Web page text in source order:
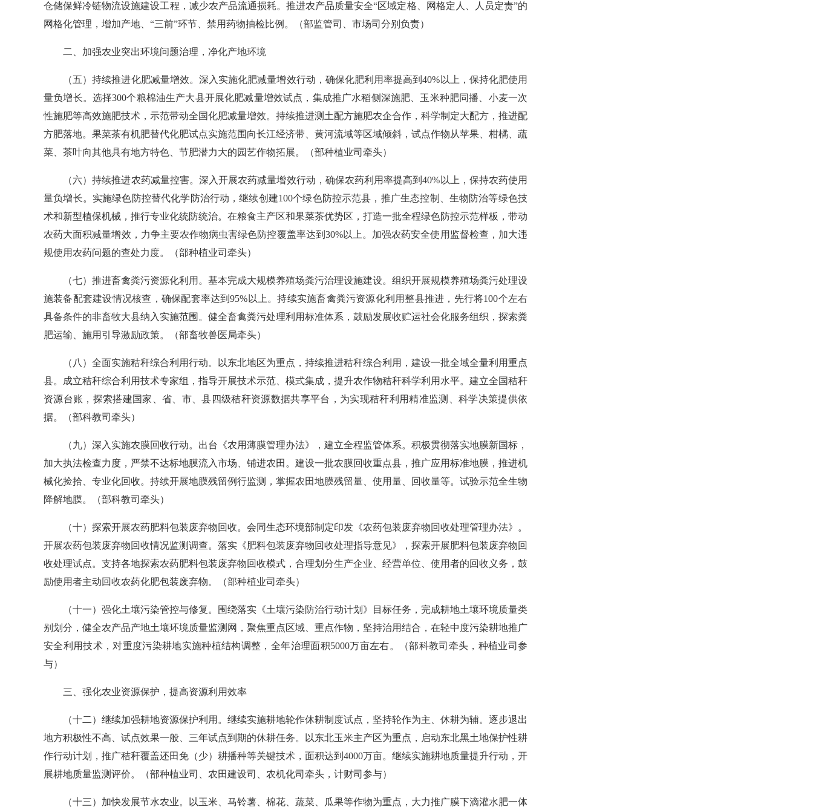
仓储保鲜冷链物流设施建设工程，减少农产品流通损耗。推进农产品质量安全“区域定格、网格定人、人员定责”的
网格化管理，增加产地、“三前”环节、禁用药物抽检比例。
（部监管司、市场司分别负责）
二、加强农业突出环境问题治理，净化产地环境
（五）持续推进化肥减量增效。 深入实施化肥减量增效行动，确保化肥利用率提高到40% 以上，保持化肥使用
量负增长。 选择300个粮棉油生产大县开展化肥减量增效试点，集成推广水稻侧深施肥、玉米种肥同播、小麦一次
性施肥等高效施肥技术，示范带动全国化肥减量增效。持续推进测土配方施肥农企合作，科学制定大配方，推进配
方肥落地。果菜茶有机肥替代化肥试点实施范围向长江经济带、黄河流域等区域倾斜，试点作物从苹果、柑橘、蔬
菜、茶叶向其他具有地方特色、节肥潜力大的园艺作物拓展。
（部种植业司牵头）
（六）持续推进农药减量控害。 深入开展农药减量增效行动，确保农药利用率提高到40% 以上，保持农药使用
量负增长。实施绿色防控替代化学防治行动，继续创建100个绿色防控示范县，推广生态控制、生物防治等绿色技
术和新型植保机械，推行专业化统防统治。在粮食主产区和果菜茶优势区，打造一批全程绿色防控示范样板，带动
农药大面积减量增效，力争主要农作物病虫害绿色防控覆盖率达到 30%以上。加强农药安全使用监督检查，加大违
规使用农药问题的查处力度。
（部种植业司牵头）
（七）推进畜禽粪污资源化利用。 基本完成大规模养殖场粪污治理设施建设。组织开展规模养殖场粪污处理设
施装备配套建设情况核查，确保配套率达到95% 以上。持续实施畜禽粪污资源化利用整县推进，先行将100个左右
具备条件的非畜牧大县纳入实施范围。健全畜禽粪污处理利用标准体系，鼓励发展收贮运社会化服务组织，探索粪
肥运输、施用引导激励政策。
（部畜牧兽医局牵头）
（八）全面实施秸秆综合利用行动。
以东北地区为重点，持续推进秸秆综合利用，建设一批全域全量利用重点
县。成立秸秆综合利用技术专家组，指导开展技术示范、模式集成，提升农作物秸秆科学利用水平。建立全国秸秆
资源台账，探索搭建国家、省、市、县四级秸秆资源数据共享平台，为实现秸秆利用精准监测、科学决策提供依
据。
（部科教司牵头）
（九）深入实施农膜回收行动。 出台《农用薄膜管理办法》，建立全程监管体系。积极贯彻落实地膜新国标，
加大执法检查力度，严禁不达标地膜流入市场、铺进农田。建设一批农膜回收重点县，推广应用标准地膜，推进机
械化捡拾、专业化回收。持续开展地膜残留例行监测，掌握农田地膜残留量、使用量、回收量等。试验示范全生物
降解地膜。
（部科教司牵头）
（十）探索开展农药肥料包装废弃物回收。 会同生态环境部制定印发《农药包装废弃物回收处理管理办法》。
开展农药包装废弃物回收情况监测调查。落实《肥料包装废弃物回收处理指导意见》，探索开展肥料包装废弃物回
收处理试点。支持各地探索农药肥料包装废弃物回收模式，合理划分生产企业、经营单位、使用者的回收义务，鼓
励使用者主动回收农药化肥包装废弃物。
（部种植业司牵头）
（十一）强化土壤污染管控与修复。
围绕落实《土壤污染防治行动计划》目标任务，完成耕地土壤环境质量类
别划分，健全农产品产地土壤环境质量监测网，聚焦重点区域、重点作物，坚持治用结合，在轻中度污染耕地推广
安全利用技术，对重度污染耕地实施种植结构调整，全年治理面积5000万亩左右。
（部科教司牵头，种植业司参
与）
三、强化农业资源保护，提高资源利用效率
（十二） 继续加强耕地资源保护利用。 继续实施耕地轮作休耕制度试点，坚持轮作为主、休耕为辅。逐步退出
地方积极性不高、试点效果一般、三年试点到期的休耕任务。以东北玉米主产区为重点，启动东北黑土地保护性耕
作行动计划，推广秸秆覆盖还田免（少）耕播种等关键技术，面积达到 4000万亩。继续实施耕地质量提升行动，开
展耕地质量监测评价。
（部种植业司、农田建设司、农机化司牵头，计财司参与）
（十三）加快发展节水农业。 以玉米、马铃薯、棉花、蔬菜、瓜果等作物为重点，大力推广膜下滴灌水肥一体